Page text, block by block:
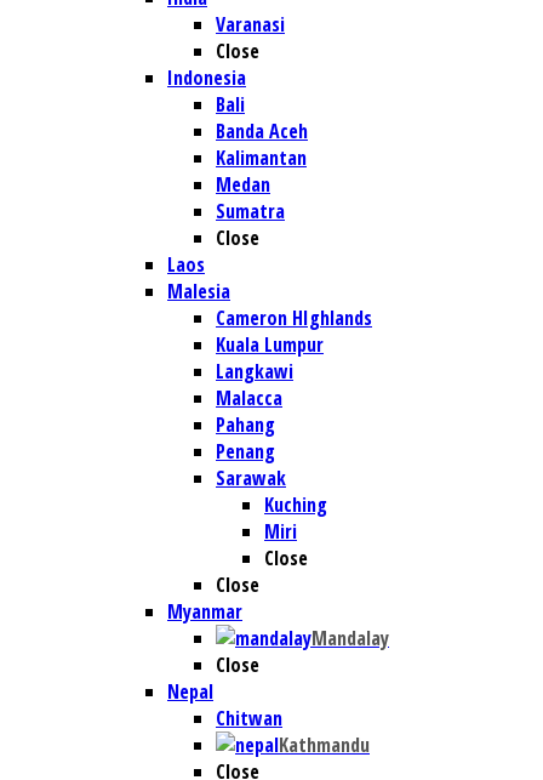
Varanasi
Close
Indonesia
Bali
Banda Aceh
Kalimantan
Medan
Sumatra
Close
Laos
Malesia
Cameron HIghlands
Kuala Lumpur
Langkawi
Malacca
Pahang
Penang
Sarawak
Kuching
Miri
Close
Close
Myanmar
Mandalay
Close
Nepal
Chitwan
Kathmandu
Close